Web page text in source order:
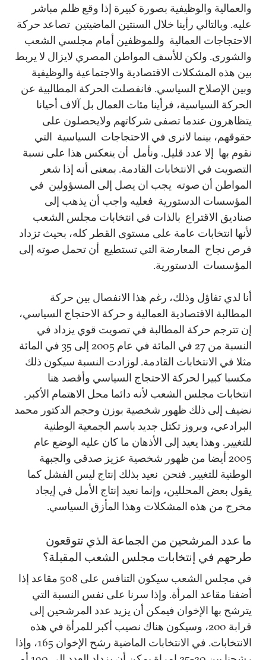
والعمالية والوظيفية بصورة كبيرة إذا وقع ظلم مباشر
عليه. وبالتالي رأينا خلال السنتين الماضيتين تصاعد حركة
الاحتجاجات العمالية وللموظفين أمام مجلسي الشعب
والشورى. ولكن للأسف المواطن المصري لايزال لا يربط
بين هذه المشكلات الاقتصادية والاجتماعية والوظيفية
وبين الإصلاح السياسي. فانفصلت الحركة المطالبية عن
الحركة السياسية، فرأينا مئات العمال بل آلاف أحيانا
يتظاهرون عندما تصفى شركاتهم ولايحصلون على
حقوقهم، بينما لانرى في الاحتجاجات السياسية التي
نقوم بها إلا عدد قليل. ونأمل أن ينعكس هذا على نسبة
التصويت في الانتخابات القادمة. بمعنى أنه إذا شعر
المواطن أن صوته يجب ان يصل إلى المسؤولين في
المؤسسات الدستورية فعليه واجب أن يذهب إلى
صناديق الاقتراع بالذات في انتخابات مجلس الشعب
لأنها انتخابات عامة على مستوى القطر كله، بحيث تزداد
فرص نجاح المعارضة التي تستطيع أن تحمل صوته إلى
المؤسسات الدستورية.
أنا لدي تفاؤل وذلك، رغم هذا الانفصال بين حركة
المطالبة الاقتصادية العمالية و حركة الاحتجاج السياسي،
إن تترجم حركة المطالبة في تصويت قوي يزداد في
النسبة من 27 في المائة في عام 2005 إلى 35 في المائة
مثلا في الانتخابات القادمة. لوزادت النسبة سيكون ذلك
مكسبا كبيرا لحركة الاحتجاج السياسي وأقصد هنا
انتخابات مجلس الشعب لأنه دائما محل الاهتمام الأكبر.
نضيف إلى ذلك ظهور شخصية بوزن وحجم الدكتور محمد
البرادعي، وبروز تكتل جديد باسم الجمعية الوطنية
للتغيير. وهذا يعيد إلى الأذهان ما كان عليه الوضع عام
2005 أيضا من ظهور شخصية عزيز صدقي والجبهة
الوطنية للتغيير. فنحن نعيد بذلك إنتاج ليس الفشل كما
يقول بعض المحللين، وإنما نعيد إنتاج الأمل في إيجاد
مخرج من هذه المشكلات وهذا المأزق السياسي.
ما عدد المرشحين من الجماعة الذي تتوقعون
طرحهم في إنتخابات مجلس الشعب المقبلة؟
في مجلس الشعب سيكون التنافس على 508 مقاعد إذا
أضفنا مقاعد المرأة. وإذا سرنا على نفس النسبة التي
يترشح بها الإخوان فيمكن أن يزيد عدد المرشحين إلى
قرابة 200، وسيكون هناك نصيب أكبر للمرأة في هذه
الانتخابات. في الانتخابات الماضية رشح الإخوان 165، وإذا